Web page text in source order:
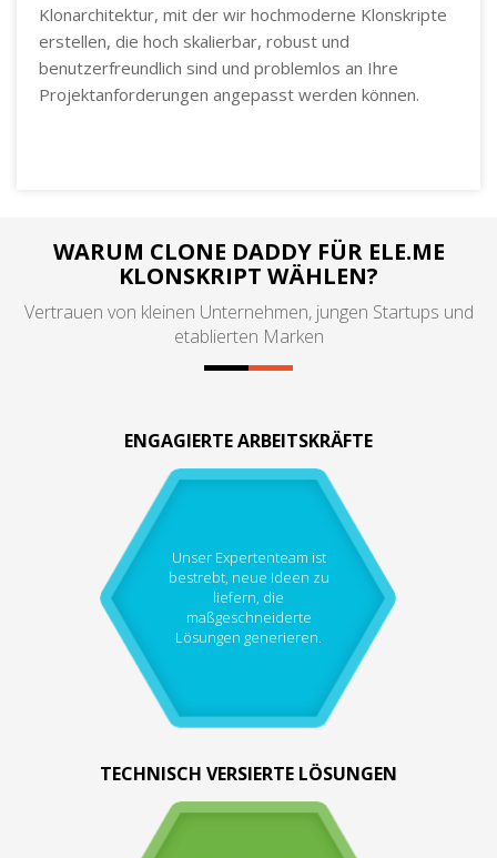
Klonarchitektur, mit der wir hochmoderne Klonskripte
erstellen, die hoch skalierbar, robust und
benutzerfreundlich sind und problemlos an Ihre
Projektanforderungen angepasst werden können.
WARUM CLONE DADDY FÜR ELE.ME
KLONSKRIPT WÄHLEN?
Vertrauen von kleinen Unternehmen, jungen Startups und
etablierten Marken
ENGAGIERTE ARBEITSKRÄFTE
Unser Expertenteam ist
bestrebt, neue Ideen zu
liefern, die
maßgeschneiderte
Lösungen generieren.
TECHNISCH VERSIERTE LÖSUNGEN